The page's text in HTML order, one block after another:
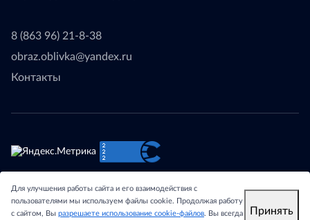
8 (863 96) 21-8-38
obraz.oblivka@yandex.ru
Контакты
района Ростовской области.
Для улучшения работы сайта и его взаимодействия с
пользователями мы используем файлы cookie. Продолжая работу
с сайтом, Вы разрешаете использование cookie-файлов. Вы всегда Принять